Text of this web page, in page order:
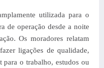
utilizada para o
de operação desde a noite
Os moradores relatam
ligações de qualidade,
o trabalho, estudos ou